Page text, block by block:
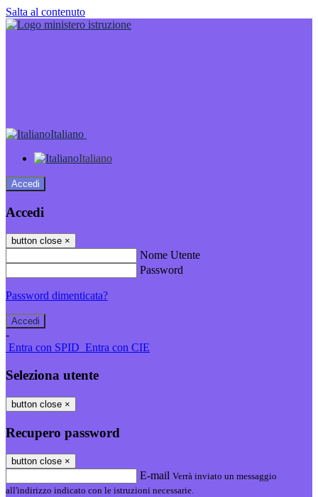
Salta al contenuto
Italiano
Italiano
Accedi
Accedi
button close ×
Nome Utente
Password
Password dimenticata?
-
Entra con SPID Entra con CIE
Seleziona utente
button close ×
Recupero password
button close ×
E-mail Verrà inviato un messaggio
all'indirizzo indicato con le istruzioni necessarie.